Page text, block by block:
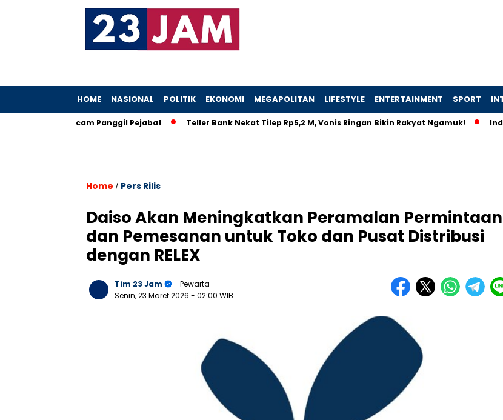
HOME NASIONAL POLITIK EKONOMI MEGAPOLITAN LIFESTYLE ENTERTAINMENT SPORT
KPK Ancam Panggil Pejabat Teller Bank Nekat Tilep Rp5,2 M, Vonis Ringan Bikin Rakyat Ngamuk! Industri
Home / Pers Rilis
Daiso Akan Meningkatkan Peramalan Permintaan
dan Pemesanan untuk Toko dan Pusat Distribusi
dengan RELEX
Tim 23 Jam
- Pewarta
Senin, 23 Maret 2026 - 02:00 WIB